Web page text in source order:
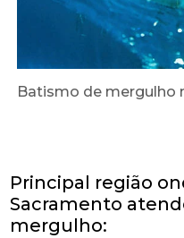
Batismo de mergulho
Principal região
Sacramento
mergulho: